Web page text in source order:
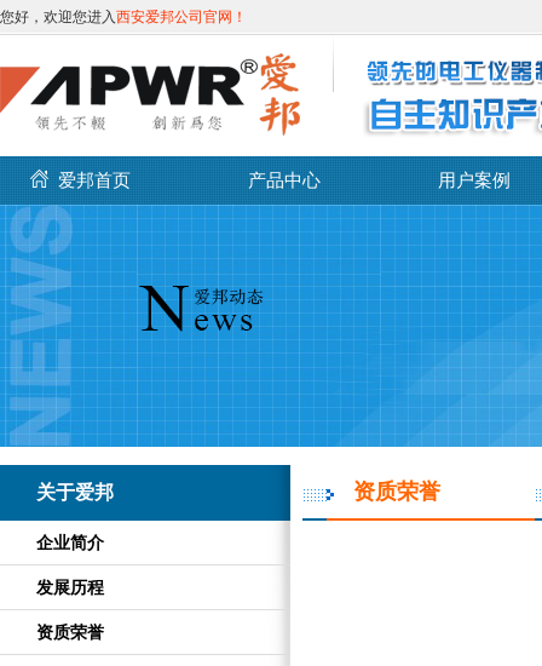
您好，欢迎您进入西安爱邦公司官网！
爱邦首页 产品中心 用户案例
关于爱邦
企业简介
发展历程
资质荣誉
资质荣誉